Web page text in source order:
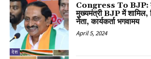
देश
Congress To BJP:
मुख्यमंत्री BJP में शामिल,
नेता, कार्यकर्ता भगवामय
April 5, 2024